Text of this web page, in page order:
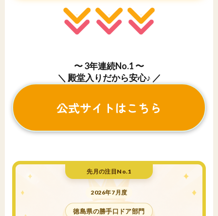
〜 3年連続No.1 〜
＼ 殿堂入りだから安心♪ ／
公式サイトはこちら
先月の注目No.1
2026年7月度
徳島県の勝手口ドア部門